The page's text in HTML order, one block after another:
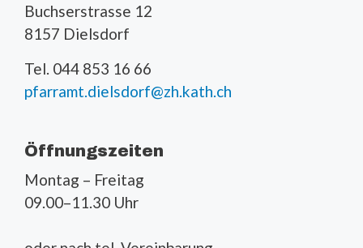
Buchserstrasse 12
8157 Dielsdorf
Tel. 044 853 16 66
pfarramt.dielsdorf@zh.kath.ch
Öffnungszeiten
Montag – Freitag
09.00–11.30 Uhr